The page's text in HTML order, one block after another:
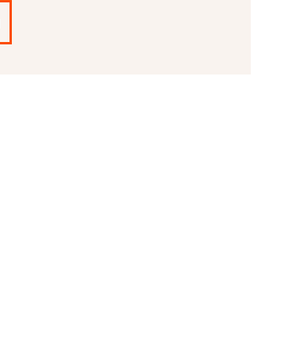
© 2019 – 2026 Valion real estate. Всі
— WEB-інтегровані системи управління